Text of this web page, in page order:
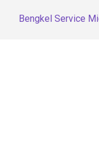
Bengkel Service